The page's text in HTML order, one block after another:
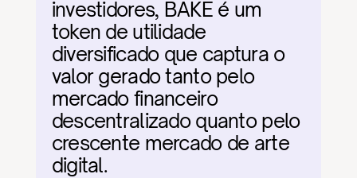
investidores, BAKE é um
token de utilidade
diversificado que captura o
valor gerado tanto pelo
mercado financeiro
descentralizado quanto pelo
crescente mercado de arte
digital.